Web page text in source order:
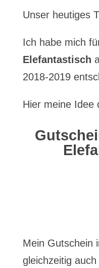
Unser heutiges
Ich habe mich
Elefantastisch
2018-2019
Hier meine
Mein Gutschein
gleichzeitig